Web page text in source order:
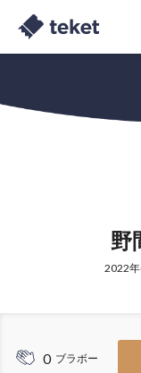
野
2022
0 ブラボー